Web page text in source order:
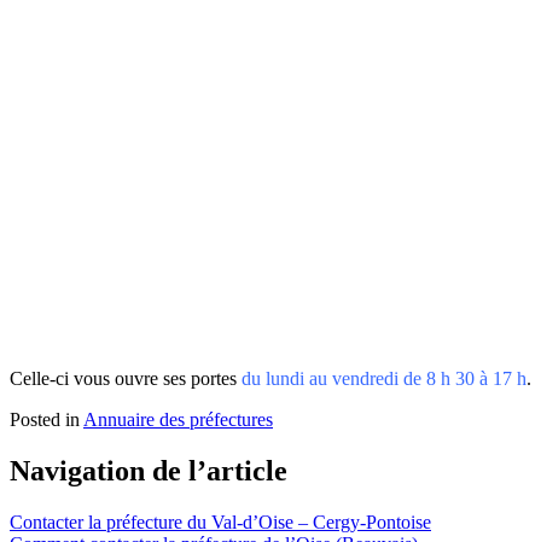
Celle-ci vous ouvre ses portes du lundi au vendredi de 8 h 30 à 17 h.
Posted in Annuaire des préfectures
Navigation de l’article
Contacter la préfecture du Val-d’Oise – Cergy-Pontoise